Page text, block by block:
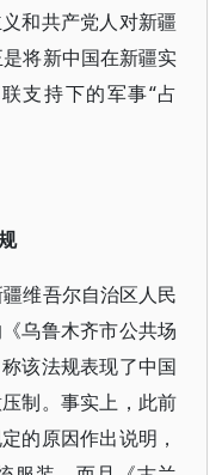
和共产党人对新疆
将新中国在新疆实
支持下的军事“占
维吾尔自治区人民
乌鲁木齐市公共场
该法规表现了中国
制。事实上，此前
的原因作出说明，